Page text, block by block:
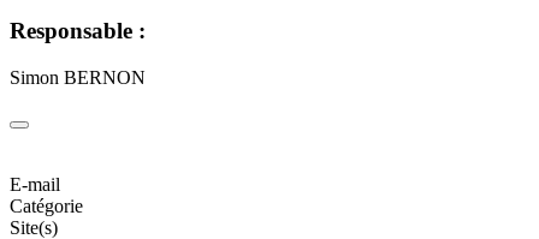
Responsable :
Simon BERNON
E-mail
Catégorie
Site(s)